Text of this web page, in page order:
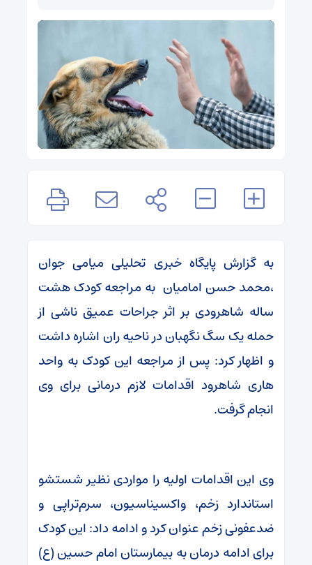
به گزارش پایگاه خبری تحلیلی میامی جوان
،محمد حسن امامیان به مراجعه کودک هشت
ساله شاهرودی بر اثر جراحات عمیق ناشی از
حمله یک سگ نگهبان در ناحیه ران اشاره داشت
و اظهار کرد: پس از مراجعه این کودک به واحد
هاری شاهرود اقدامات لازم درمانی برای وی
انجام گرفت.
وی این اقدامات اولیه را مواردی نظیر شستشو
استاندارد زخم، واکسیناسیون، سرم‌تراپی و
ضدعفونی زخم عنوان کرد و ادامه داد: این کودک
برای ادامه درمان به بیمارستان امام حسین (ع)